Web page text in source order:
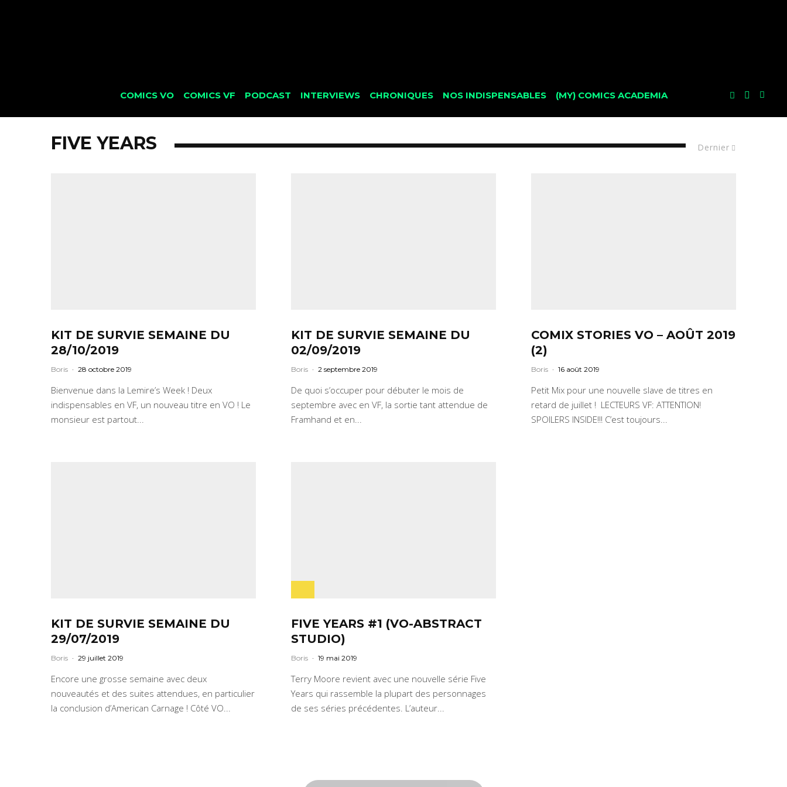
COMICS VO COMICS VF PODCAST INTERVIEWS CHRONIQUES NOS INDISPENSABLES (MY) COMICS ACADEMIA
Dernier
FIVE YEARS
KIT DE SURVIE SEMAINE DU
28/10/2019
Boris · 28 octobre 2019
Bienvenue dans la Lemire’s Week ! Deux
indispensables en VF, un nouveau titre en VO ! Le
monsieur est partout...
KIT DE SURVIE SEMAINE DU
02/09/2019
Boris · 2 septembre 2019
De quoi s’occuper pour débuter le mois de
septembre avec en VF, la sortie tant attendue de
Framhand et en...
COMIX STORIES VO – AOÛT 2019
(2)
Boris · 16 août 2019
Petit Mix pour une nouvelle slave de titres en
retard de juillet ! LECTEURS VF: ATTENTION!
SPOILERS INSIDE!!! C’est toujours...
KIT DE SURVIE SEMAINE DU
29/07/2019
Boris · 29 juillet 2019
Encore une grosse semaine avec deux
nouveautés et des suites attendues, en particulier
la conclusion d’American Carnage ! Côté VO...
FIVE YEARS #1 (VO-ABSTRACT
STUDIO)
Boris · 19 mai 2019
Terry Moore revient avec une nouvelle série Five
Years qui rassemble la plupart des personnages
de ses séries précédentes. L’auteur...